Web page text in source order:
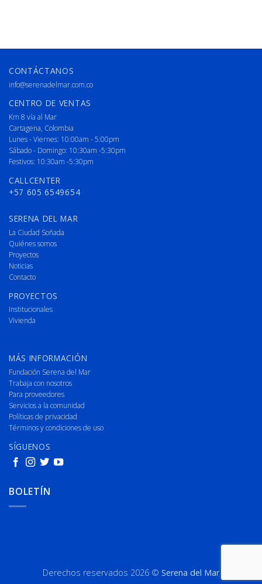
CONTÁCTANOS
info@serenadelmar.com.co
CENTRO DE VENTAS
Km 8 vía al Mar
Cartagena, Colombia
Lunes - Viernes: 10:00am - 5:00pm
Sábado - Domingo: 10:30am -5:30pm
Festivos: 10:30am -5:30pm
CALLCENTER
+57 605 6549654
SERENA DEL MAR
La Ciudad Soñada
Quiénes somos
Proyectos
Noticias
Contacto
PROYECTOS
Institucionales
Vivienda
MÁS INFORMACIÓN
Fundación Serena del Mar
Trabaja con nosotros
Para proveedores
Servicios a la comunidad
Políticas de privacidad
Términos y condiciones de uso
SÍGUENOS
BOLETÍN
Derechos reservados 2026 © Serena del Mar